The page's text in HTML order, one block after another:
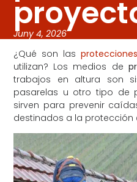
Juny 4, 2026
¿Qué son las
utilizan? Los medios de
trabajos en altura son
pasarelas u otro tipo de
sirven para prevenir
destinados a la